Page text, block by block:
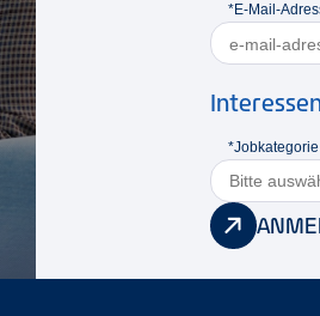
*E-Mail-
*Jobkategorie
Bitte